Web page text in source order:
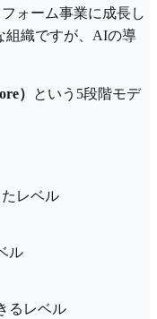
ォーム事業に成長し
組織ですが、AIの導
）
という5段階モデ
レベル
ル
るレベル